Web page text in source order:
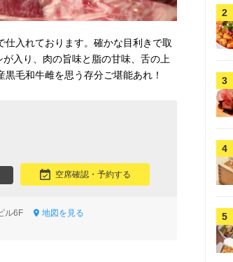
入れております。確かな目利きで取
入り、肉の旨味と脂の甘味、舌の上
毛和牛雌を思う存分ご堪能あれ！
空席確認・予約する
ル6F
地図を見る